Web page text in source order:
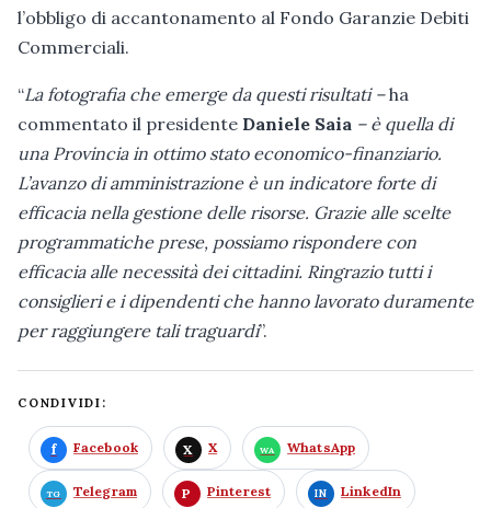
l’obbligo di accantonamento al Fondo Garanzie Debiti
Commerciali.
“La fotografia che emerge da questi risultati –ha
commentato il presidente Daniele Saia – è quella di
una Provincia in ottimo stato economico-finanziario.
L’avanzo di amministrazione è un indicatore forte di
efficacia nella gestione delle risorse. Grazie alle scelte
programmatiche prese, possiamo rispondere con
efficacia alle necessità dei cittadini. Ringrazio tutti i
consiglieri e i dipendenti che hanno lavorato duramente
per raggiungere tali traguardi”.
CONDIVIDI:
Facebook X WhatsApp
Telegram Pinterest LinkedIn